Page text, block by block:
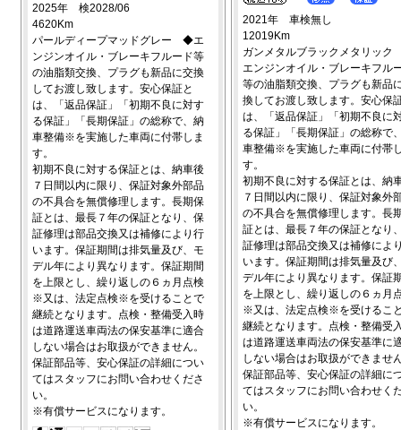
2025年 検2028/06
4620Km
パールディープマッドグレー ◆エ
ンジンオイル・ブレーキフルード等
の油脂類交換、プラグも新品に交換
してお渡し致します。安心保証と
は、「返品保証」「初期不良に対す
る保証」「長期保証」の総称で、納
車整備※を実施した車両に付帯しま
す。
初期不良に対する保証とは、納車後
７日間以内に限り、保証対象外部品
の不具合を無償修理します。長期保
証とは、最長７年の保証となり、保
証修理は部品交換又は補修により行
います。保証期間は排気量及び、モ
デル年により異なります。保証期間
を上限とし、繰り返しの６ヵ月点検
※又は、法定点検※を受けることで
継続となります。点検・整備受入時
は道路運送車両法の保安基準に適合
しない場合はお取扱ができません。
保証部品等、安心保証の詳細につい
てはスタッフにお問い合わせくださ
い。
※有償サービスになります。
2021年 車検無し
12019Km
ガンメタルブラックメタリッ
エンジンオイル・ブレーキフル
等の油脂類交換、プラグも新品
換してお渡し致します。安心保
は、「返品保証」「初期不良に
る保証」「長期保証」の総称で
車整備※を実施した車両に付帯
す。
初期不良に対する保証とは、納
７日間以内に限り、保証対象外
の不具合を無償修理します。長
証とは、最長７年の保証となり
証修理は部品交換又は補修によ
います。保証期間は排気量及び
デル年により異なります。保証
を上限とし、繰り返しの６ヵ月
※又は、法定点検※を受けるこ
継続となります。点検・整備受
は道路運送車両法の保安基準に
しない場合はお取扱ができませ
保証部品等、安心保証の詳細に
てはスタッフにお問い合わせく
い。
※有償サービスになります。